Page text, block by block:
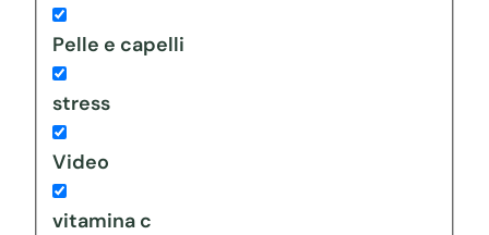
Pelle e capelli
stress
Video
vitamina c